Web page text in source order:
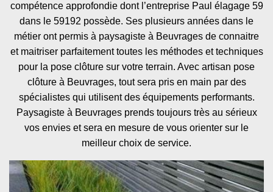
compétence approfondie dont l’entreprise Paul élagage 59
dans le 59192 possède. Ses plusieurs années dans le
métier ont permis à paysagiste à Beuvrages de connaitre
et maitriser parfaitement toutes les méthodes et techniques
pour la pose clôture sur votre terrain. Avec artisan pose
clôture à Beuvrages, tout sera pris en main par des
spécialistes qui utilisent des équipements performants.
Paysagiste à Beuvrages prends toujours très au sérieux
vos envies et sera en mesure de vous orienter sur le
meilleur choix de service.